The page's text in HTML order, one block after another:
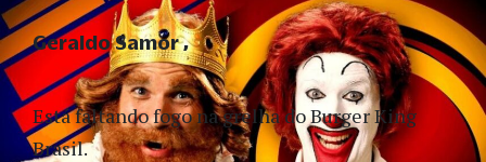
Está faltando fogo na grelha do Burger King
Brasil.
Geraldo Samor